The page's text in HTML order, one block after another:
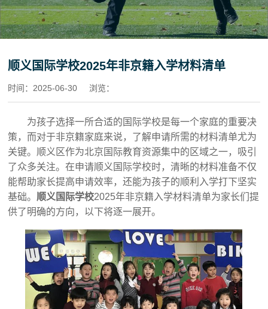
顺义国际学校2025年非京籍入学材料清单
时间：2025-06-30 浏览：
为孩子选择一所合适的国际学校是每一个家庭的重要决
策，而对于非京籍家庭来说，了解申请所需的材料清单尤为
关键。顺义区作为北京国际教育资源集中的区域之一，吸引
了众多关注。在申请顺义国际学校时，清晰的材料准备不仅
能帮助家长提高申请效率，还能为孩子的顺利入学打下坚实
基础。 顺义国际学校2025年非京籍入学材料清单为家长们提
供了明确的方向，以下将逐一展开。